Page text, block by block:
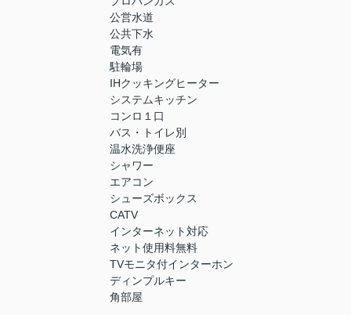
公営水道
公共下水
電気有
駐輪場
IHクッキングヒーター
システムキッチン
コンロ１口
バス・トイレ別
温水洗浄便座
シャワー
エアコン
シューズボックス
CATV
インターネット対応
ネット使用料無料
TVモニタ付インターホン
ディンプルキー
角部屋